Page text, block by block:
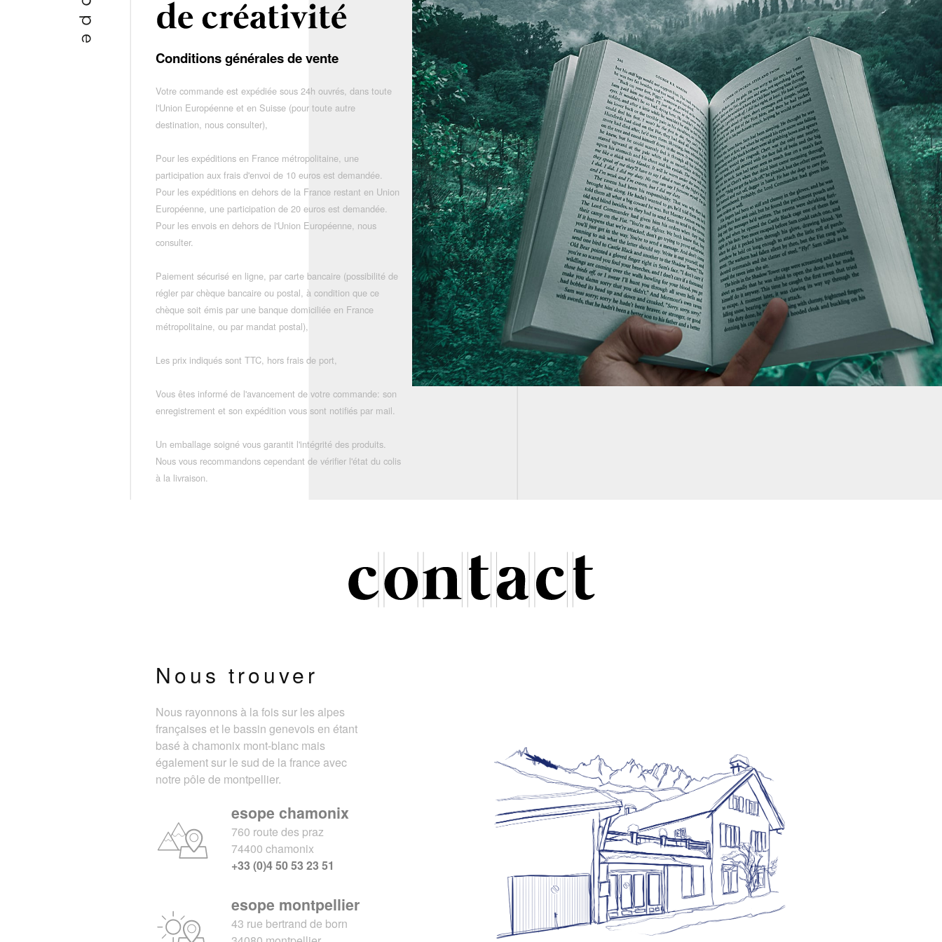
Conditions générales de vente
Votre commande est expédiée sous 24h ouvrés, dans toute
l'Union Européenne et en Suisse (pour toute autre
destination, nous consulter),
Pour les expéditions en France métropolitaine, une
participation aux frais d'envoi de 10 euros est demandée.
Pour les expéditions en dehors de la France restant en Union
Européenne, une participation de 20 euros est demandée.
Pour les envois en dehors de l'Union Européenne, nous
consulter.
Paiement sécurisé en ligne, par carte bancaire (possibilité de
régler par chèque bancaire ou postal, à condition que ce
chèque soit émis par une banque domiciliée en France
métropolitaine, ou par mandat postal),
Les prix indiqués sont TTC, hors frais de port,
Vous êtes informé de l'avancement de votre commande: son
enregistrement et son expédition vous sont notifiés par mail.
Un emballage soigné vous garantit l'intégrité des produits.
Nous vous recommandons cependant de vérifier l'état du colis
à la livraison.
Nous trouver
Nous rayonnons à la fois sur les alpes
françaises et le bassin genevois en étant
basé à chamonix mont-blanc mais
également sur le sud de la france avec
notre pôle de montpellier.
esope chamonix
760 route des praz
74400 chamonix
+33 (0)4 50 53 23 51
esope montpellier
43 rue bertrand de born